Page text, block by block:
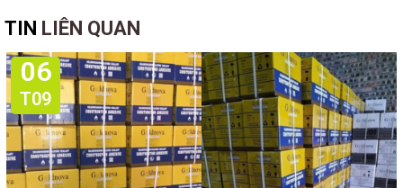
TIN LIÊN QUAN
06
T09